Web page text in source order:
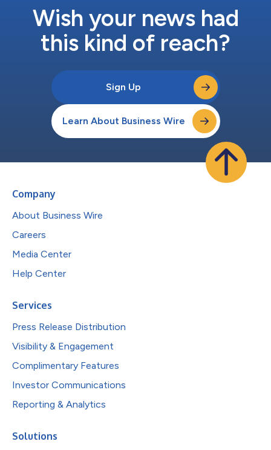
Wish your news had
this kind of reach?
Sign Up
Learn About Business Wire
Company
About Business Wire
Careers
Media Center
Help Center
Services
Press Release Distribution
Visibility & Engagement
Complimentary Features
Investor Communications
Reporting & Analytics
Solutions